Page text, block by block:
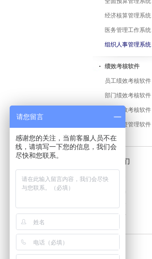
经济核算管理系统
医务管理工作系统
组织人事管理系统
绩效考核软件
员工绩效考核软件
部门绩效考核软件
医院绩效考核软件
绩效工资管理软件
关于我们
公司概述
公司资质
请您留言
感谢您的关注，当前客服人员不在
线，请填写一下您的信息，我们会
尽快和您联系。